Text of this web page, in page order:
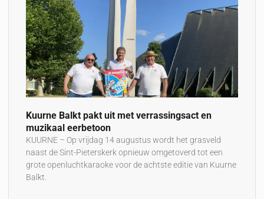
Kuurne Balkt pakt uit met verrassingsact en
muzikaal eerbetoon
KUURNE – Op vrijdag 14 augustus wordt het grasveld
naast de Sint-Pieterskerk opnieuw omgetoverd tot een
grote openluchtkaraoke voor de achtste editie van Kuurne
Balkt.